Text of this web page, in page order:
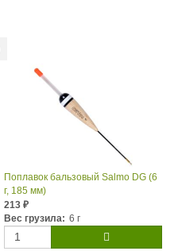
Поплавок бальзовый Salmo DG (6
г, 185 мм)
213 ₽
Вес грузила: 6 г